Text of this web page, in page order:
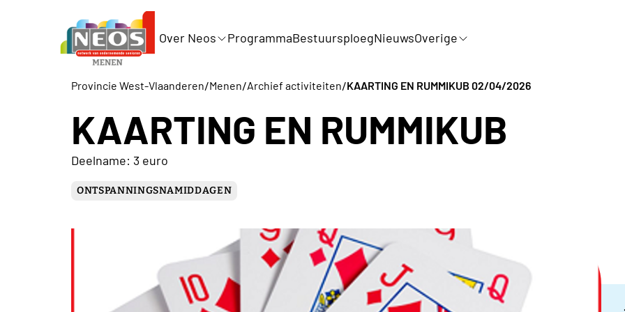
Over Neos ProgrammaBestuursploegNieuwsOverige
Provincie West-Vlaanderen/Menen/Archief activiteiten/KAARTING EN RUMMIKUB 02/04/2026
KAARTING EN RUMMIKUB
Deelname: 3 euro
ONTSPANNINGSNAMIDDAGEN